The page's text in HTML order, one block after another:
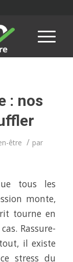
: nos
être / par
tous les
monte,
tourne en
Rassure-
il existe
stress du